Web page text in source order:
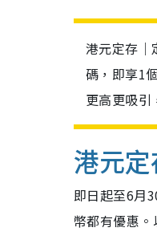
港元定存｜
碼，即享1
更高更吸引
港元
即日起至6月
幣都有優惠